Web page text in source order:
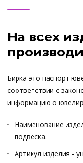
На всех
Бирка это паспорт
соответствии с
информацию о
Наименование
подвеска.
Артикул изделия -